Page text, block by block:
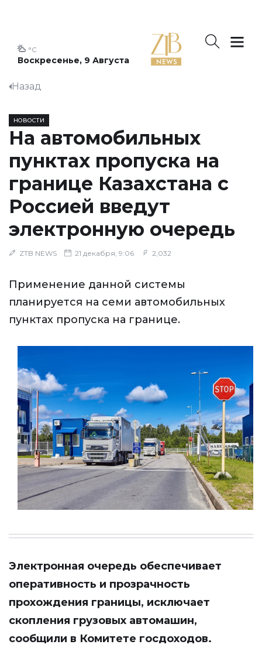
Воскресенье, 9 Августа
°C
Назад
НОВОСТИ
На автомобильных
пунктах пропуска на
границе Казахстана с
Россией введут
электронную очередь
ZTB NEWS 21 декабря, 9:06 2,032
Применение данной системы
планируется на семи автомобильных
пунктах пропуска на границе.
Электронная очередь обеспечивает
оперативность и прозрачность
прохождения границы, исключает
скопления грузовых автомашин,
сообщили в Комитете госдоходов.